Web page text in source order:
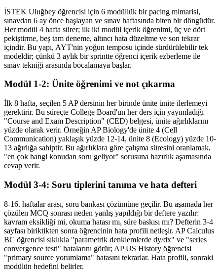
İSTEK Uluğbey öğrencisi için 6 modüllük bir pacing mimarisi,
sınavdan 6 ay önce başlayan ve sınav haftasında biten bir döngüdür.
Her modül 4 hafta sürer; ilk iki modül içerik öğrenimi, üç ve dört
pekiştirme, beş tam deneme, altıncı hata düzeltme ve son tekrar
içindir. Bu yapı, AYT'nin yoğun temposu içinde sürdürülebilir tek
modeldir; çünkü 3 aylık bir sprintte öğrenci içerik ezberleme ile
sınav tekniği arasında bocalamaya başlar.
Modül 1-2: Ünite öğrenimi ve not çıkarma
İlk 8 hafta, seçilen 5 AP dersinin her birinde ünite ünite ilerlemeyi
gerektirir. Bu süreçte College Board'un her ders için yayımladığı
"Course and Exam Description" (CED) belgesi, ünite ağırlıklarını
yüzde olarak verir. Örneğin AP Biology'de ünite 4 (Cell
Communication) yaklaşık yüzde 12-14, ünite 8 (Ecology) yüzde 10-
13 ağırlığa sahiptir. Bu ağırlıklara göre çalışma süresini oranlamak,
"en çok hangi konudan soru geliyor" sorusuna hazırlık aşamasında
cevap verir.
Modül 3-4: Soru tiplerini tanıma ve hata defteri
8-16. haftalar arası, soru bankası çözümüne geçilir. Bu aşamada her
çözülen MCQ sonrası neden yanlış yapıldığı bir deftere yazılır:
kavram eksikliği mi, okuma hatası mı, süre baskısı mı? Defterin 3-4
sayfası biriktikten sonra öğrencinin hata profili netleşir. AP Calculus
BC öğrencisi sıklıkla "parametrik denklemlerde dy/dx" ve "series
convergence testi" hatalarını görür; AP US History öğrencisi
"primary source yorumlama" hatasını tekrarlar. Hata profili, sonraki
modülün hedefini belirler.